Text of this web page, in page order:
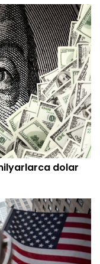
dolar